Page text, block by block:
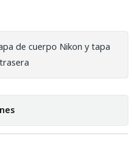
de cuerpo Nikon y tapa